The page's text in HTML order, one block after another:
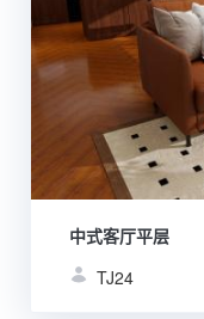
中式客厅平层
TJ24